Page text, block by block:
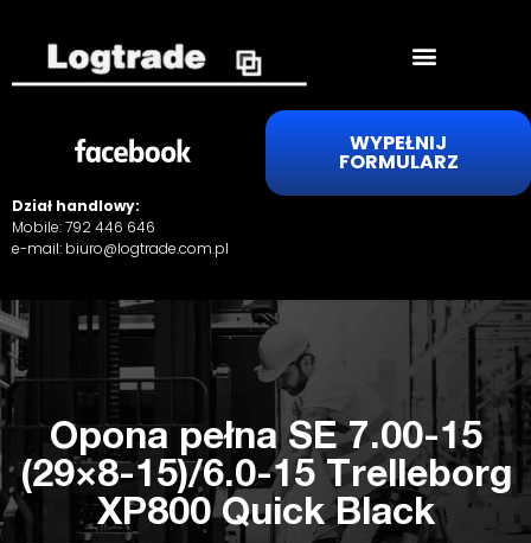
WYPEŁNIJ
FORMULARZ
Dział handlowy:
Mobile:792 446 646
e-mail: biuro@logtrade.com.pl
Opona pełna SE 7.00-15
(29×8-15)/6.0-15 Trelleborg
XP800 Quick Black